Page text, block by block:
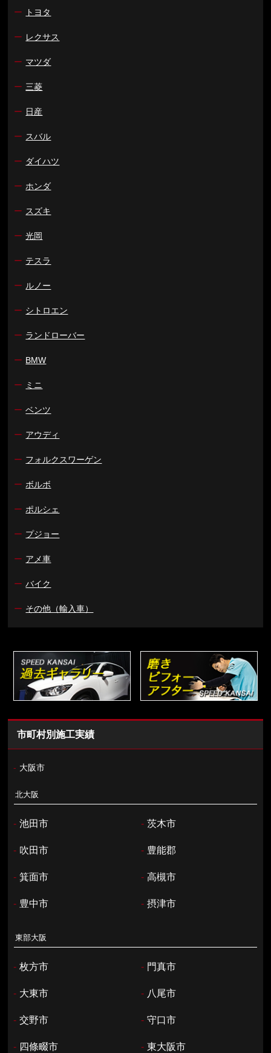
ー トヨタ
ー レクサス
ー マツダ
ー 三菱
ー 日産
ー スバル
ー ダイハツ
ー ホンダ
ー スズキ
ー 光岡
ー テスラ
ー ルノー
ー シトロエン
ー ランドローバー
ー BMW
ー ミニ
ー ベンツ
ー アウディ
ー フォルクスワーゲン
ー ボルボ
ー ポルシェ
ー プジョー
ー アメ車
ー バイク
ー その他（輸入車）
市町村別施工実績
- 大阪市
北大阪
- 池田市 - 茨木市
- 吹田市 - 豊能郡
- 箕面市 - 高槻市
- 豊中市 - 摂津市
東部大阪
- 枚方市 - 門真市
- 大東市 - 八尾市
- 交野市 - 守口市
- 四條畷市 - 東大阪市